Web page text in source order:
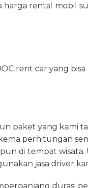
rental mobil
rent car yang bisa
paket yang kami
perhitungan
di tempat
jasa driver
durasi